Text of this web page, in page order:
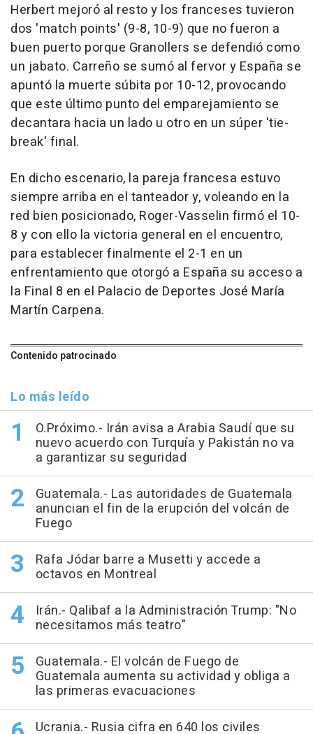
Herbert mejoró al resto y los franceses tuvieron
dos 'match points' (9-8, 10-9) que no fueron a
buen puerto porque Granollers se defendió como
un jabato. Carreño se sumó al fervor y España se
apuntó la muerte súbita por 10-12, provocando
que este último punto del emparejamiento se
decantara hacia un lado u otro en un súper 'tie-
break' final.
En dicho escenario, la pareja francesa estuvo
siempre arriba en el tanteador y, voleando en la
red bien posicionado, Roger-Vasselin firmó el 10-
8 y con ello la victoria general en el encuentro,
para establecer finalmente el 2-1 en un
enfrentamiento que otorgó a España su acceso a
la Final 8 en el Palacio de Deportes José María
Martín Carpena.
Contenido patrocinado
Lo más leído
O.Próximo.- Irán avisa a Arabia Saudí que su
nuevo acuerdo con Turquía y Pakistán no va
a garantizar su seguridad
Guatemala.- Las autoridades de Guatemala
anuncian el fin de la erupción del volcán de
Fuego
Rafa Jódar barre a Musetti y accede a
octavos en Montreal
Irán.- Qalibaf a la Administración Trump: "No
necesitamos más teatro"
Guatemala.- El volcán de Fuego de
Guatemala aumenta su actividad y obliga a
las primeras evacuaciones
Ucrania.- Rusia cifra en 640 los civiles